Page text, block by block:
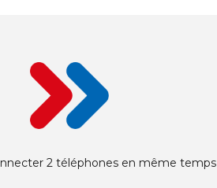
2 téléphones en même temps